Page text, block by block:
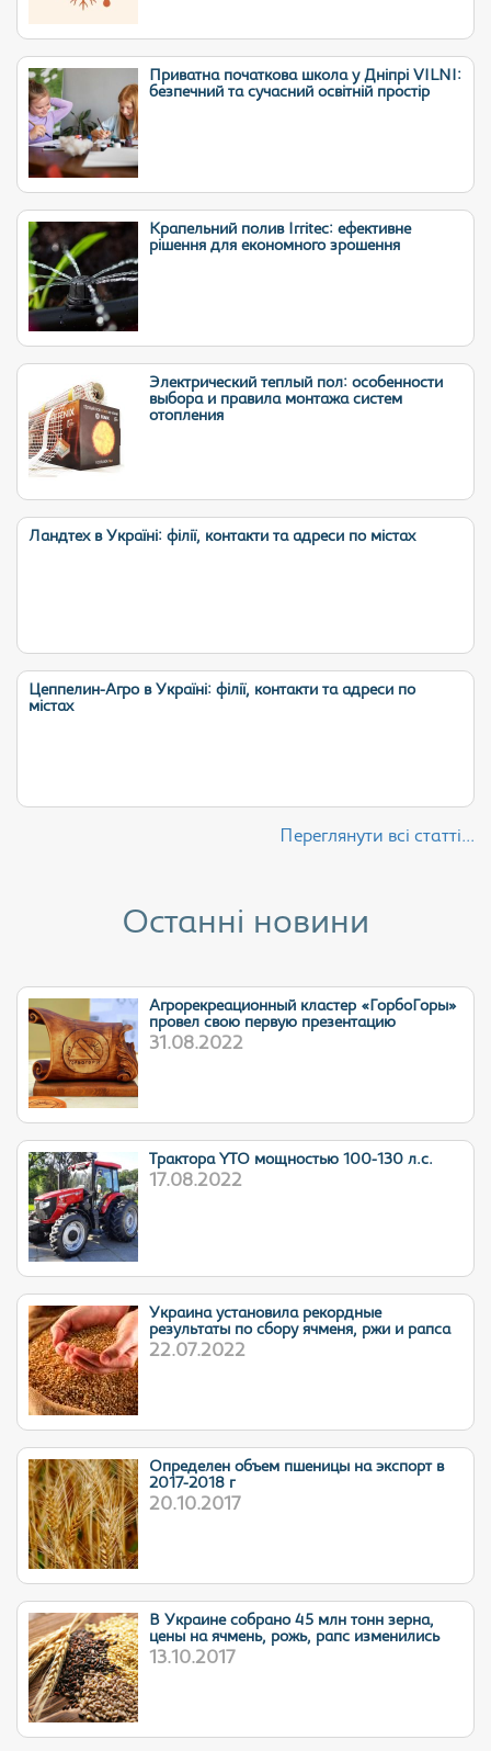
Приватна початкова школа у Дніпрі VILNI:
безпечний та сучасний освітній простір
Крапельний полив Irritec: ефективне
рішення для економного зрошення
Электрический теплый пол: особенности
выбора и правила монтажа систем
отопления
Ландтех в Україні: філії, контакти та адреси по містах
Цеппелин-Агро в Україні: філії, контакти та адреси по
містах
Переглянути всі статті...
Останні новини
Агрорекреационный кластер «ГорбоГоры»
провел свою первую презентацию
31.08.2022
Трактора YTO мощностью 100-130 л.с.
17.08.2022
Украина установила рекордные
результаты по сбору ячменя, ржи и рапса
22.07.2022
Определен объем пшеницы на экспорт в
2017-2018 г
20.10.2017
В Украине собрано 45 млн тонн зерна,
цены на ячмень, рожь, рапс изменились
13.10.2017